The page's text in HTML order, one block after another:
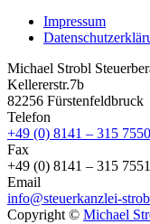
Impressum
Michael Strobl
Kellererstr.7b
82256 Fürstenfeldbruck
Telefon
+49 (0) 8141 – 315 7550
Fax
+49 (0) 8141 – 315 7551
Email
info@steuerkanzlei-
Copyright © Michael